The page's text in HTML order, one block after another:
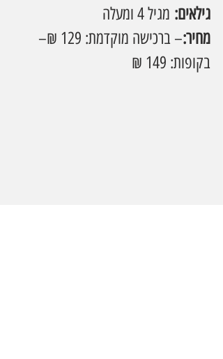
גילאים: מגיל 4 ומעלה
מחיר:
– ברכישה מוקדמת: 129 ₪–
בקופות: 149 ₪